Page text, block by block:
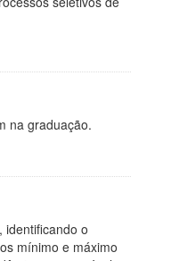
na graduação.
identificando o
mínimo e máximo